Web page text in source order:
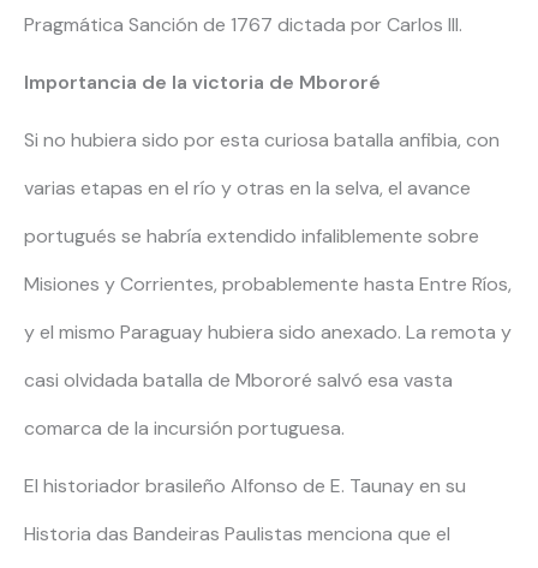
Pragmática Sanción de 1767 dictada por Carlos III.
Importancia de la victoria de Mbororé
Si no hubiera sido por esta curiosa batalla anfibia, con
varias etapas en el río y otras en la selva, el avance
portugués se habría extendido infaliblemente sobre
Misiones y Corrientes, probablemente hasta Entre Ríos,
y el mismo Paraguay hubiera sido anexado. La remota y
casi olvidada batalla de Mbororé salvó esa vasta
comarca de la incursión portuguesa.
El historiador brasileño Alfonso de E. Taunay en su
Historia das Bandeiras Paulistas menciona que el